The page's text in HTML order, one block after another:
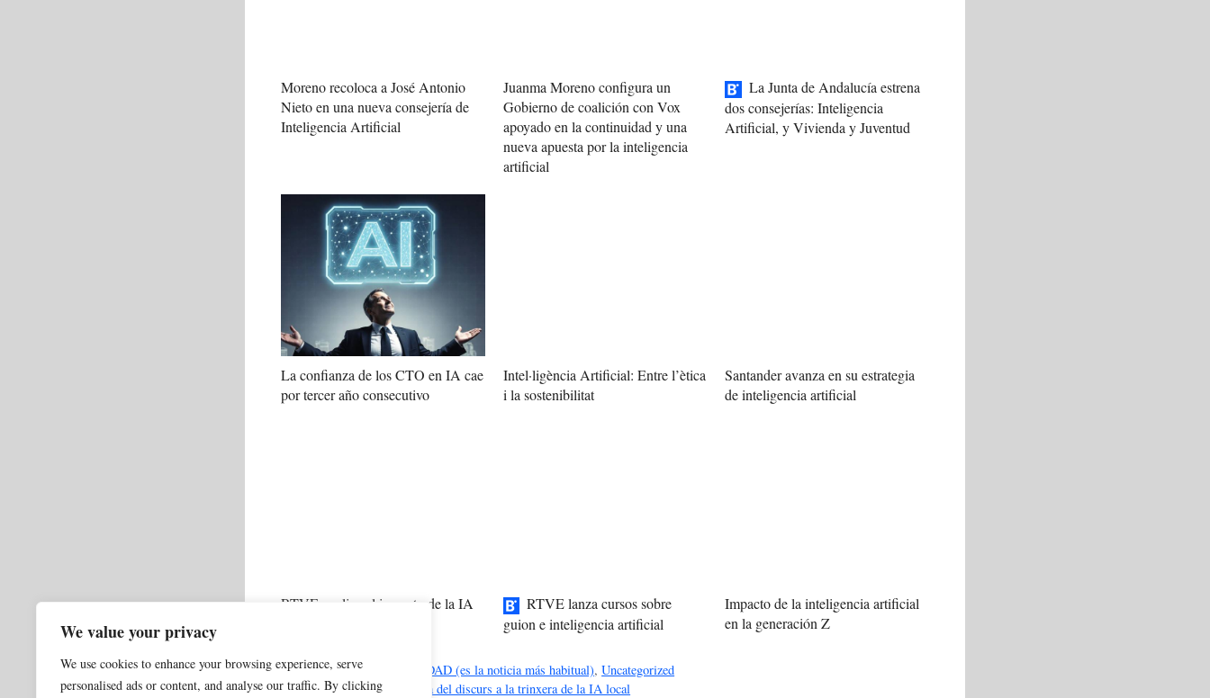
We value your privacy
We use cookies to enhance your browsing experience, serve
personalised ads or content, and analyse our traffic. By clicking
Moreno recoloca a José Antonio
Nieto en una nueva consejería de
Inteligencia Artificial
Juanma Moreno configura un
Gobierno de coalición con Vox
apoyado en la continuidad y una
nueva apuesta por la inteligencia
artificial
La Junta de Andalucía estrena
dos consejerías: Inteligencia
Artificial, y Vivienda y Juventud
La confianza de los CTO en IA cae
por tercer año consecutivo
Intel·ligència Artificial: Entre l’ètica
i la sostenibilitat
Santander avanza en su estrategia
de inteligencia artificial
RTVE analiza el impacto de la IA
RTVE lanza cursos sobre
guion e inteligencia artificial
Impacto de la inteligencia artificial
en la generación Z
Categorías
0 NORMAL ACTUALIDAD (es la noticia más habitual),Uncategorized
La sobirania digital passa del discurs a la trinxera de la IA local